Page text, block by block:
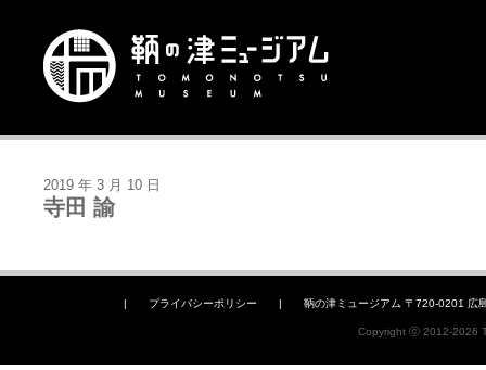
2019 年 3 月 10 日
寺田 諭
| プライバシーポリシー | 鞆の津ミュージアム 〒720-0201 広
Copyright ⓒ 2012-2026